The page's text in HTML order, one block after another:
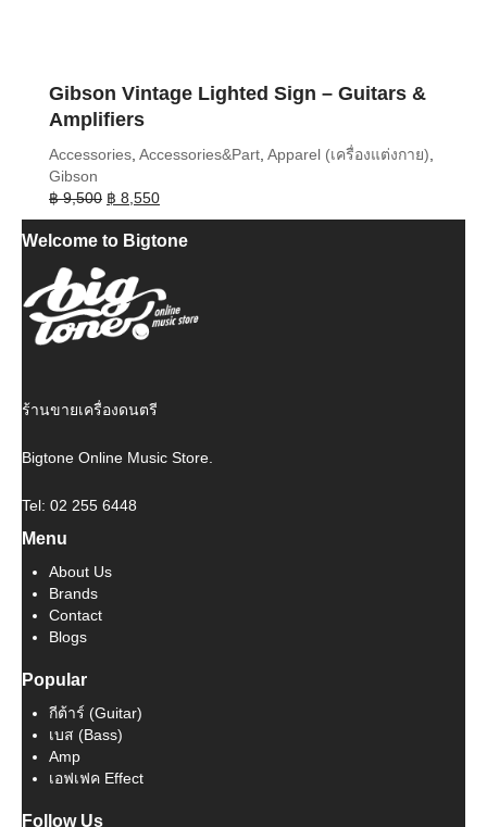
Gibson Vintage Lighted Sign – Guitars &
Amplifiers
Accessories, Accessories&Part, Apparel (เครื่องแต่งกาย),
Gibson
฿9,500 Original
price
was:
฿ 8,550Current
price
is:
Welcome to Bigtone
ร้านขายเครื่องดนตรี
Bigtone Online Music Store.
Tel: 02 255 6448
Menu
About Us
Brands
Contact
Blogs
Popular
กีต้าร์ (Guitar)
เบส (Bass)
Amp
เอฟเฟค Effect
Follow Us